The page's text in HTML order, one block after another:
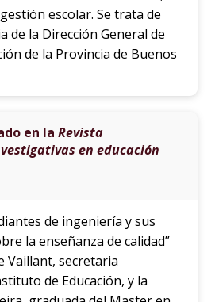
escolar. Se trata de
de la Dirección General de
de la Provincia de Buenos
en la Revista
en educación
de ingeniería y sus
la enseñanza de calidad”
Vaillant, secretaria
de Educación, y la